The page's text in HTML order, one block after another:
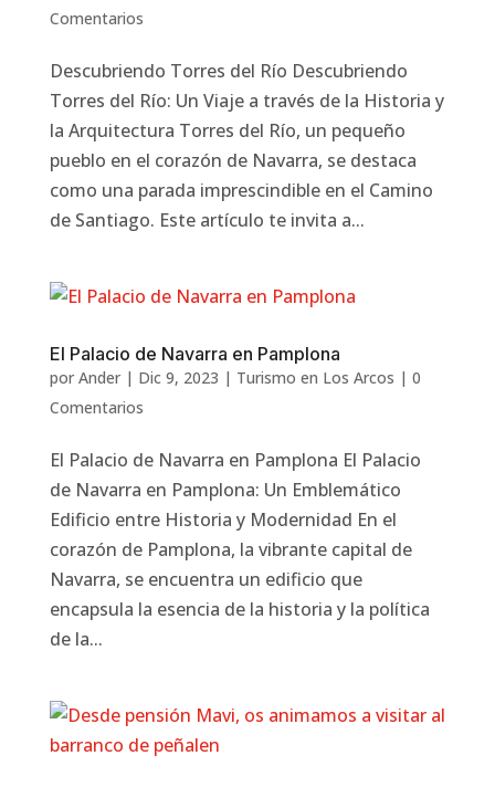
Comentarios
Descubriendo Torres del Río Descubriendo
Torres del Río: Un Viaje a través de la Historia y
la Arquitectura Torres del Río, un pequeño
pueblo en el corazón de Navarra, se destaca
como una parada imprescindible en el Camino
de Santiago. Este artículo te invita a...
El Palacio de Navarra en Pamplona
por Ander| Dic 9, 2023 | Turismo en Los Arcos | 0
Comentarios
El Palacio de Navarra en Pamplona El Palacio
de Navarra en Pamplona: Un Emblemático
Edificio entre Historia y Modernidad En el
corazón de Pamplona, la vibrante capital de
Navarra, se encuentra un edificio que
encapsula la esencia de la historia y la política
de la...